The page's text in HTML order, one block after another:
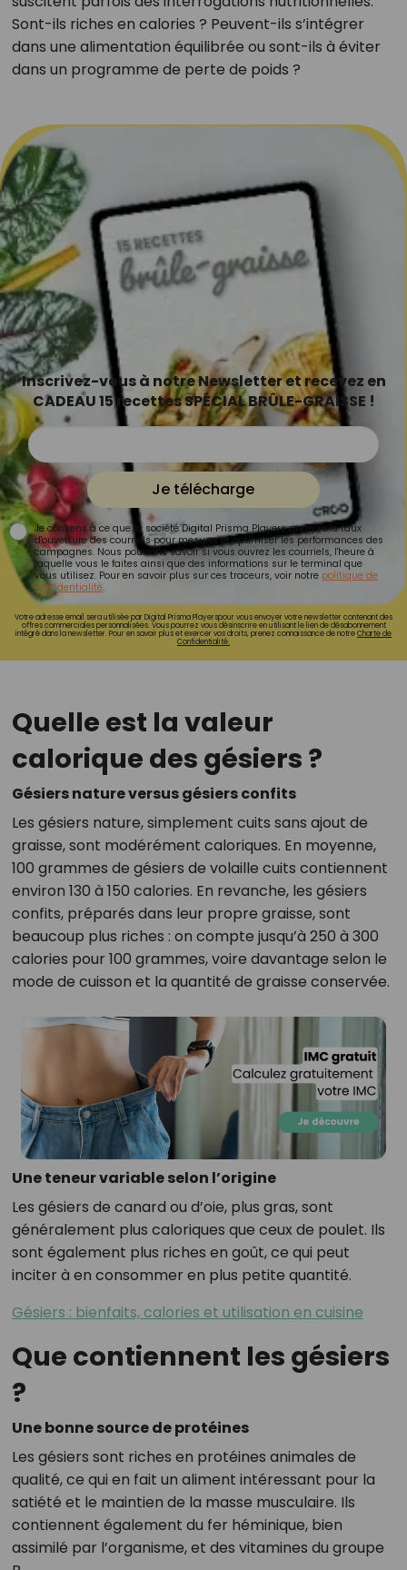
Sont-ils riches en calories ? Peuvent-ils s’intégrer
dans une alimentation équilibrée ou sont-ils à éviter
dans un programme de perte de poids ?
Inscrivez-vous à notre Newsletter et recevez en
CADEAU 15 recettes SPÉCIAL BRÛLE-GRAISSE !
Je télécharge
Je consens à ce que la société Digital Prisma Players analyse le taux
d'ouverture des courriels pour mesurer et optimiser les performances des
campagnes. Nous pourrons savoir si vous ouvrez les courriels, l'heure à
laquelle vous le faites ainsi que des informations sur le terminal que
vous utilisez. Pour en savoir plus sur ces traceurs, voir notre politique de
confidentialité.
Votre adresse email sera utilisée par Digital Prisma Playerspour vous envoyer votre newsletter contenant des
offres commerciales personnalisées. Vous pourrez vous désinscrire en utilisant le lien de désabonnement
intégré dans la newsletter. Pour en savoir plus et exercer vos droits, prenez connaissance de notreCharte de
Confidentialité.
Quelle est la valeur
calorique des gésiers ?
Gésiers nature versus gésiers confits
Les gésiers nature, simplement cuits sans ajout de
graisse, sont modérément caloriques. En moyenne,
100 grammes de gésiers de volaille cuits contiennent
environ 130 à 150 calories. En revanche, les gésiers
confits, préparés dans leur propre graisse, sont
beaucoup plus riches : on compte jusqu’à 250 à 300
calories pour 100 grammes, voire davantage selon le
mode de cuisson et la quantité de graisse conservée.
Une teneur variable selon l’origine
Les gésiers de canard ou d’oie, plus gras, sont
généralement plus caloriques que ceux de poulet. Ils
sont également plus riches en goût, ce qui peut
inciter à en consommer en plus petite quantité.
Gésiers : bienfaits, calories et utilisation en cuisine
Que contiennent les gésiers
?
Une bonne source de protéines
Les gésiers sont riches en protéines animales de
qualité, ce qui en fait un aliment intéressant pour la
satiété et le maintien de la masse musculaire. Ils
contiennent également du fer héminique, bien
assimilé par l’organisme, et des vitamines du groupe